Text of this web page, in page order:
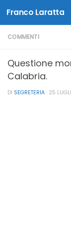
Salta al
Franco Laratta
COMMENTI
Questione
Calabria.
DI SEGRETERIA · 25